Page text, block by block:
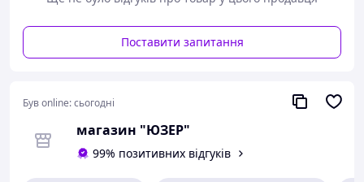
Стан Новий
Технічні характеристики
Об'єм паливного бака 5 л.
Додаткові характеристики
Дисплей Так
Габаритні розміри
Поставити запитання
Був online:сьогодні
магазин "ЮЗЕР"
99% позитивних відгуків